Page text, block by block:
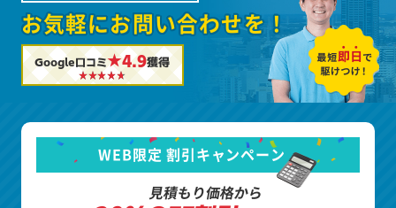
お気軽にお問い合わせを！
Google口コミ★4.9獲得
WEB限定 割引キャンペーン
見積もり価格から